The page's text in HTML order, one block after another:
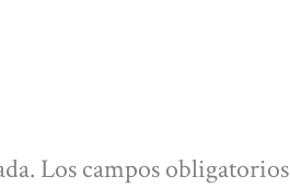
Los campos obligatorios